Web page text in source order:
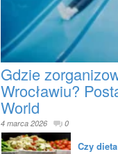
Gdzie
Wrocławiu?
World
4 marca 2026 0
Czy